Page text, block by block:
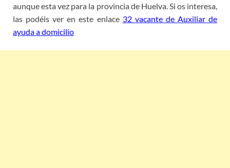
aunque esta vez para la provincia de Huelva. Si os interesa,
las podéis ver en este enlace 32 vacante de Auxiliar de
ayuda a domicilio